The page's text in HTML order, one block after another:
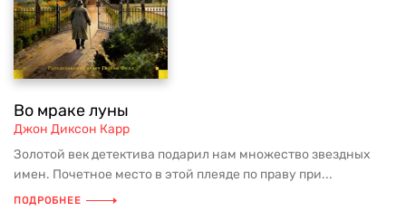
Во мраке луны
Джон Диксон Карр
Золотой век детектива подарил нам множество звездных
имен. Почетное место в этой плеяде по праву при...
ПОДРОБНЕЕ